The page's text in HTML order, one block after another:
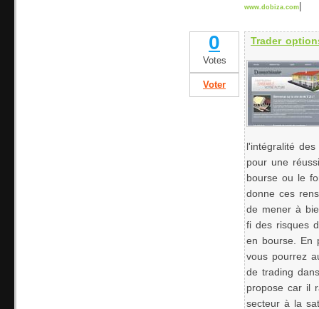
www.dobiza.com
0
Votes
Voter
Trader
l'intégralité
pour une
bourse ou le
donne ces
de mener à
fi des risques
en bourse. En
vous pourrez
de trading
propose car il
secteur à la